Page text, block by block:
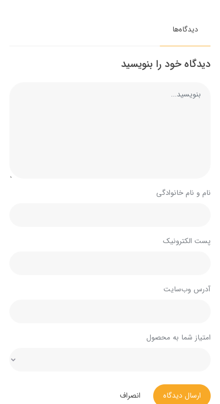
دیدگاه‌ها
دیدگاه خود را بنویسید
نام و نام خانوادگی
پست الکترونیک
آدرس وب‌سایت
امتیاز شما به محصول
ارسال دیدگاه انصراف